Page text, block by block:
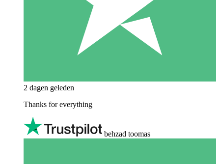
2 dagen geleden
Thanks for everything
behzad toomas